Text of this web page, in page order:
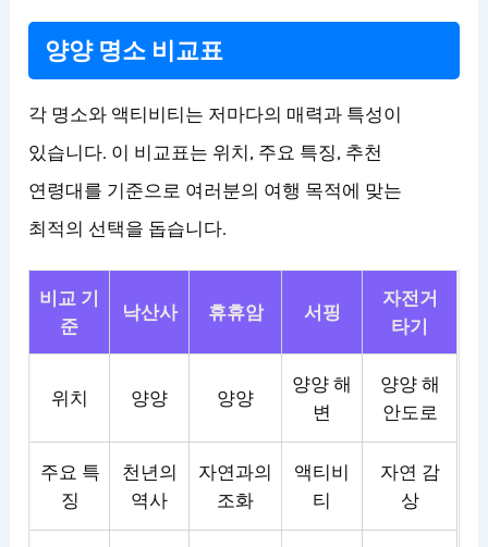
양양 명소 비교표
각 명소와 액티비티는 저마다의 매력과 특성이
있습니다. 이 비교표는 위치, 주요 특징, 추천
연령대를 기준으로 여러분의 여행 목적에 맞는
최적의 선택을 돕습니다.
비교 기
준
낙산사 휴휴암 서핑
자전거
타기
위치 양양 양양
양양 해
변
양양 해
안도로
주요 특
징
천년의
역사
자연과의
조화
액티비
티
자연 감
상